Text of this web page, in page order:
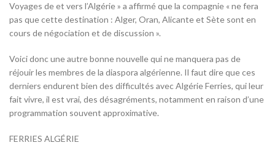
Voyages de et vers l’Algérie » a affirmé que la compagnie « ne fera
pas que cette destination : Alger, Oran, Alicante et Sète sont en
cours de négociation et de discussion ».
Voici donc une autre bonne nouvelle qui ne manquera pas de
réjouir les membres de la diaspora algérienne. Il faut dire que ces
derniers endurent bien des difficultés avec Algérie Ferries, qui leur
fait vivre, il est vrai, des désagréments, notamment en raison d’une
programmation souvent approximative.
FERRIES ALGÉRIE